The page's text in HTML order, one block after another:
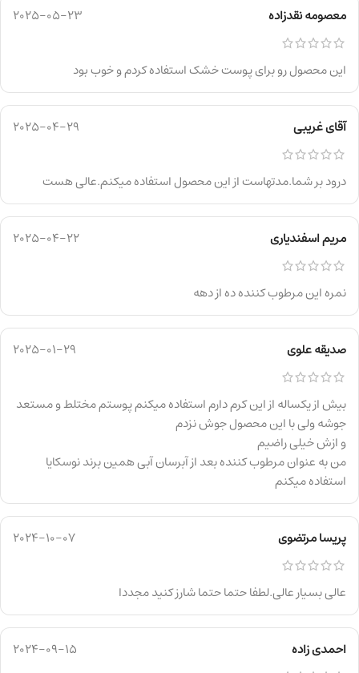
معصومه نقدزاده 2025-05-23
این محصول رو برای پوست خشک استفاده کردم و خوب بود
آقای غریبی 2025-04-29
درود بر شما.مدتهاست از این محصول استفاده میکنم.عالی هست
مریم اسفندیاری 2025-04-22
نمره این مرطوب کننده ده از دهه
صدیقه علوی 2025-01-29
بیش از یکساله از این کرم دارم استفاده میکنم پوستم مختلط و مستعد
جوشه ولی با این محصول جوش نزدم
و ازش خیلی راضیم
من به عنوان مرطوب کننده بعد از آبرسان آبی همین برند نوسکایا
استفاده میکنم
پریسا مرتضوی 2024-10-07
عالی بسیار عالی.لطفا حتما حتما شارز کنید مجددا
احمدی زاده 2024-09-15